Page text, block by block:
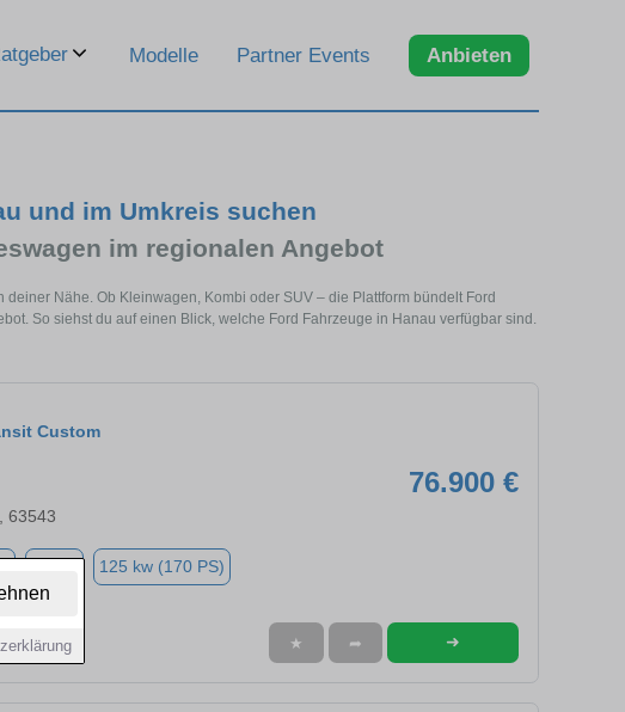
Modelle Partner Events Anbieten
und im Umkreis suchen
im regionalen Angebot
Nähe. Ob Kleinwagen, Kombi oder SUV – die Plattform bündelt Ford
So siehst du auf einen Blick, welche Ford Fahrzeuge in Hanau verfügbar sind.
Custom
76.900 €
63543
125 kw (170 PS)
★ ➦ ➜